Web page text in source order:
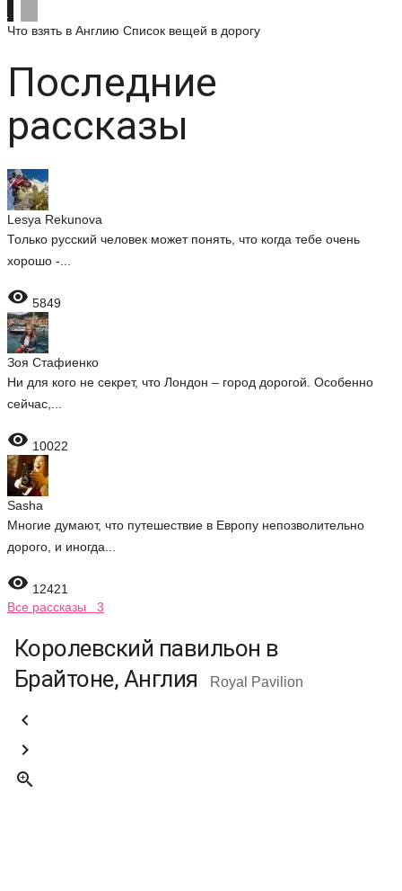
Что взять в Англию Список вещей в дорогу
Последние
рассказы
Lesya Rekunova
Только русский человек может понять, что когда тебе очень
хорошо -...
 5849
Зоя Стафиенко
Ни для кого не секрет, что Лондон – город дорогой. Особенно
сейчас,...
 10022
Sasha
Многие думают, что путешествие в Европу непозволительно
дорого, и иногда...
 12421
Все рассказы 3
Королевский павильон в
Брайтоне, Англия
Royal Pavilion


